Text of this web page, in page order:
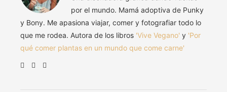
por el mundo. Mamá adoptiva de Punky
y Bony. Me apasiona viajar, comer y fotografiar todo lo
que me rodea. Autora de los libros 'Vive Vegano' y 'Por
qué comer plantas en un mundo que come carne'